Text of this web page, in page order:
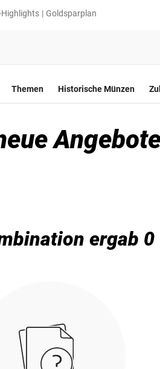
Highlights Goldsparplan
Themen Historische Münzen
ergab